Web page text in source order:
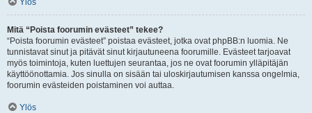
Ylös
Mitä “Poista foorumin evästeet” tekee?
“Poista foorumin evästeet” poistaa evästeet, jotka ovat phpBB:n luomia. Ne
tunnistavat sinut ja pitävät sinut kirjautuneena foorumille. Evästeet tarjoavat
myös toimintoja, kuten luettujen seurantaa, jos ne ovat foorumin ylläpitäjän
käyttöönottamia. Jos sinulla on sisään tai uloskirjautumisen kanssa ongelmia,
foorumin evästeiden poistaminen voi auttaa.
Ylös